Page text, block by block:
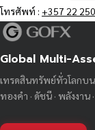
โทรศัพท์ : +357 22
Global Multi-
เทรดสินทรัพย์ทั่วโลกบ
ทองคำ · ดัชนี · พลังงาน